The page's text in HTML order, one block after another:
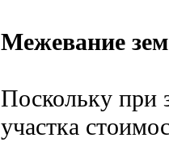
Межевание
Поскольку при
участка